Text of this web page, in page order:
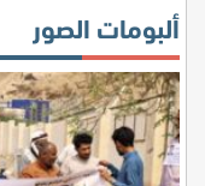
ألبومات الصور